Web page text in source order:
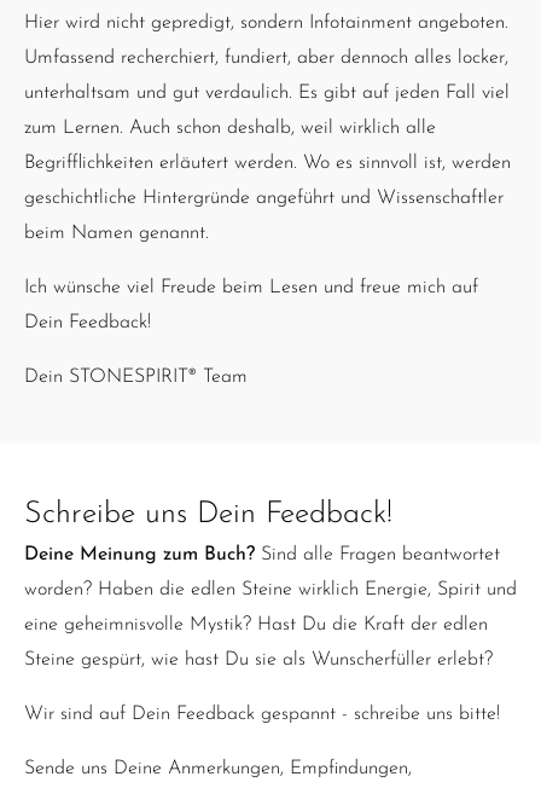
Hier wird nicht gepredigt, sondern Infotainment angeboten.
Umfassend recherchiert, fundiert, aber dennoch alles locker,
unterhaltsam und gut verdaulich. Es gibt auf jeden Fall viel
zum Lernen. Auch schon deshalb, weil wirklich alle
Begrifflichkeiten erläutert werden. Wo es sinnvoll ist, werden
geschichtliche Hintergründe angeführt und Wissenschaftler
beim Namen genannt.
Ich wünsche viel Freude beim Lesen und freue mich auf
Dein Feedback!
Dein STONESPIRIT® Team
Schreibe uns Dein Feedback!
Deine Meinung zum Buch? Sind alle Fragen beantwortet
worden? Haben die edlen Steine wirklich Energie, Spirit und
eine geheimnisvolle Mystik? Hast Du die Kraft der edlen
Steine gespürt, wie hast Du sie als Wunscherfüller erlebt?
Wir sind auf Dein Feedback gespannt - schreibe uns bitte!
Sende uns Deine Anmerkungen, Empfindungen,